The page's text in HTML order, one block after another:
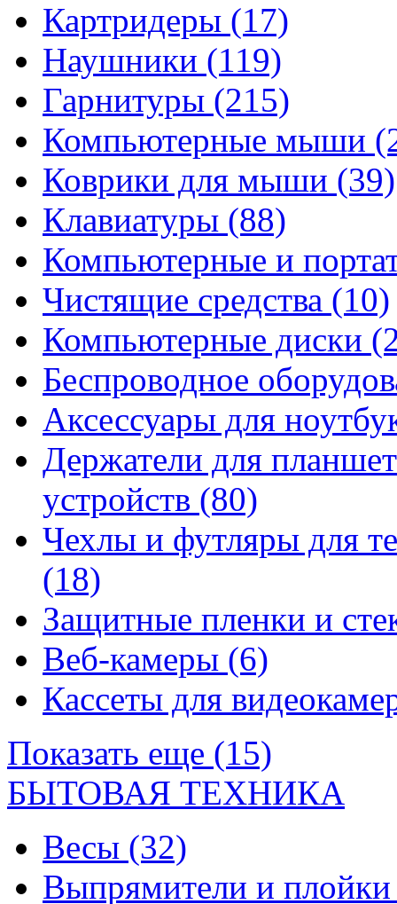
Картридеры (17)
Наушники (119)
Гарнитуры (215)
Компьютерные мыши
Коврики для мыши (39)
Клавиатуры (88)
Компьютерные и
Чистящие средства (10)
Компьютерные диски
Беспроводное
Аксессуары для
Держатели для
устройств (80)
Чехлы и футляры для
(18)
Защитные пленки и
Веб-камеры (6)
Кассеты для
Показать еще (15)
БЫТОВАЯ ТЕХНИКА
Весы (32)
Выпрямители и